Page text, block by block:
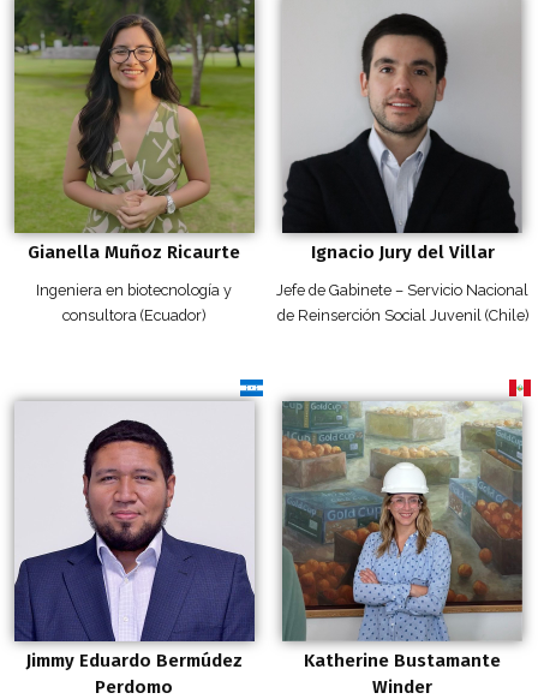
Gianella Muñoz Ricaurte
Ingeniera en biotecnología y
consultora (Ecuador)
Ignacio Jury del Villar
Jefe de Gabinete – Servicio Nacional
de Reinserción Social Juvenil (Chile)
Jimmy Eduardo Bermúdez
Perdomo
Katherine Bustamante
Winder